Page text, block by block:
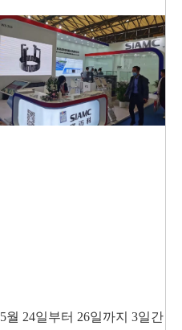
5월 24일부터 26일까지 3일간